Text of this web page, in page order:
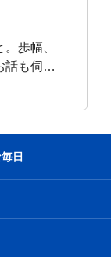
足首も不
と悩んで
りました
褒美に？
楽しみで
歩幅、
話も伺っ
』をク
で。書
日